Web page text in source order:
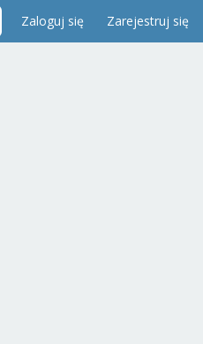
Zaloguj się Zarejestruj się